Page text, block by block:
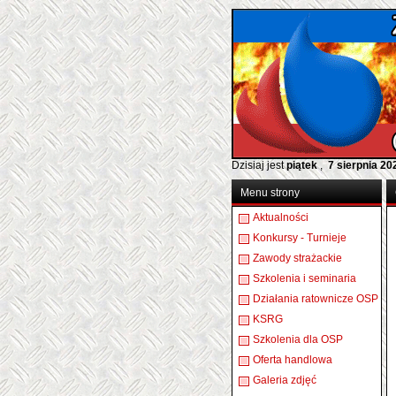
Dzisiaj jestpiątek, 7 sierpnia
Menu strony
Aktualności
Konkursy - Turnieje
Zawody strażackie
Szkolenia i seminaria
Działania ratownicze OSP
KSRG
Szkolenia dla OSP
Oferta handlowa
Galeria zdjęć